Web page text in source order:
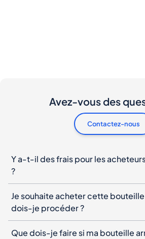
Avez-vous des
Contactez-nous
Y a-t-il des frais pour les
?
Je souhaite acheter cette
dois-je procéder ?
Que dois-je faire si ma bouteille